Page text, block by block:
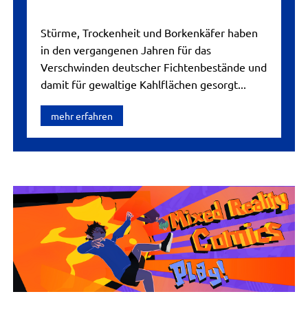
Stürme, Trockenheit und Borkenkäfer haben
in den vergangenen Jahren für das
Verschwinden deutscher Fichtenbestände und
damit für gewaltige Kahlflächen gesorgt...
mehr erfahren